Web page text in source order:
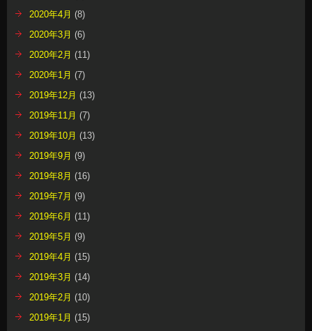
2020年4月 (8)
2020年3月 (6)
2020年2月 (11)
2020年1月 (7)
2019年12月 (13)
2019年11月 (7)
2019年10月 (13)
2019年9月 (9)
2019年8月 (16)
2019年7月 (9)
2019年6月 (11)
2019年5月 (9)
2019年4月 (15)
2019年3月 (14)
2019年2月 (10)
2019年1月 (15)